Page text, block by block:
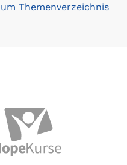
Themenverzeichnis